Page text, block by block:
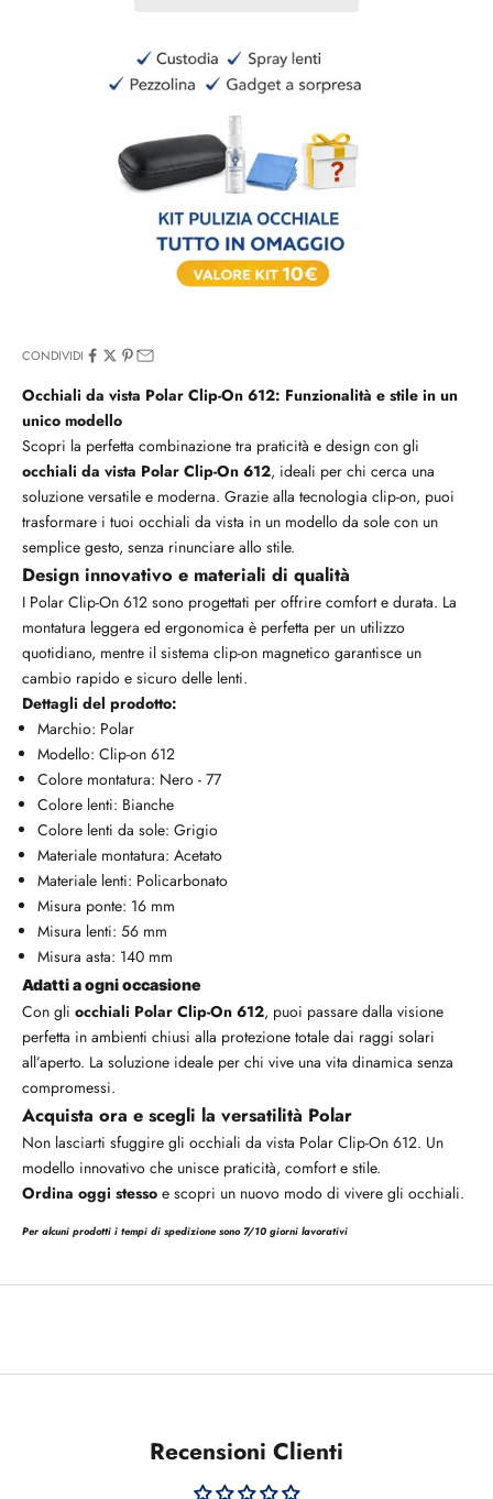
CONDIVIDI
Occhiali da vista Polar Clip-On 612: Funzionalità e stile in un
unico modello
Scopri la perfetta combinazione tra praticità e design con gli
occhiali da vista Polar Clip-On 612, ideali per chi cerca una
soluzione versatile e moderna. Grazie alla tecnologia clip-on, puoi
trasformare i tuoi occhiali da vista in un modello da sole con un
semplice gesto, senza rinunciare allo stile.
Design innovativo e materiali di qualità
I Polar Clip-On 612 sono progettati per offrire comfort e durata. La
montatura leggera ed ergonomica è perfetta per un utilizzo
quotidiano, mentre il sistema clip-on magnetico garantisce un
cambio rapido e sicuro delle lenti.
Dettagli del prodotto:
Marchio: Polar
Modello: Clip-on 612
Colore montatura: Nero - 77
Colore lenti: Bianche
Colore lenti da sole: Grigio
Materiale montatura: Acetato
Materiale lenti: Policarbonato
Misura ponte: 16 mm
Misura lenti: 56 mm
Misura asta: 140 mm
Adatti a ogni occasione
Con gli occhiali Polar Clip-On 612, puoi passare dalla visione
perfetta in ambienti chiusi alla protezione totale dai raggi solari
all’aperto. La soluzione ideale per chi vive una vita dinamica senza
compromessi.
Acquista ora e scegli la versatilità Polar
Non lasciarti sfuggire gli occhiali da vista Polar Clip-On 612. Un
modello innovativo che unisce praticità, comfort e stile.
Ordina oggi stesso e scopri un nuovo modo di vivere gli occhiali.
Per alcuni prodotti i tempi di spedizione sono 7/10 giorni lavorativi
Recensioni Clienti